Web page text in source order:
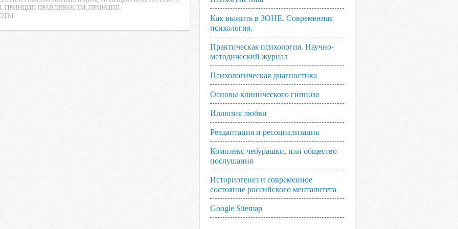
, ПРИНЦИП ПРАВДИВОСТИ, ПРИНЦИП
Как выжить в ЗОНЕ. Современная
психология.
Практическая психология. Научно-
методический журнал
Психологическая диагностика
Основы клинического гипноза
Иллюзия любви
Реадаптация и ресоциализация
Комплекс чебурашки, или общество
послушания
Историогенез и современное
состояние российского менталитета
Google Sitemap